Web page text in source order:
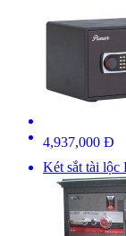
4,937,000 Đ
Két sắt tài lộc